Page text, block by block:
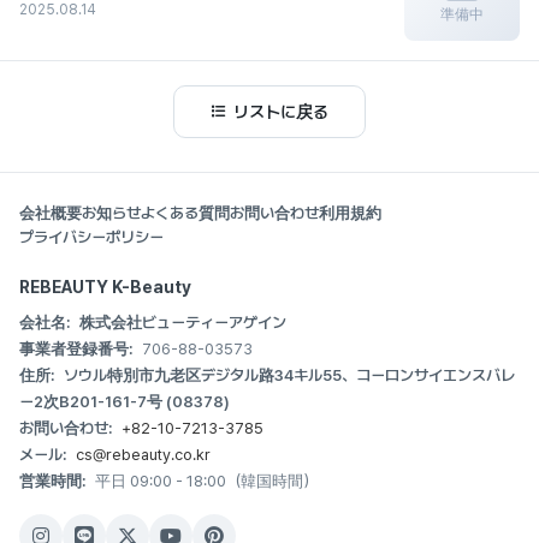
2025.08.14 準備中
リストに戻る
会社概要お知らせよくある質問お問い合わせ利用規約
プライバシーポリシー
REBEAUTY K-Beauty
会社名: 株式会社ビューティーアゲイン
事業者登録番号: 706-88-03573
住所: ソウル特別市九老区デジタル路34キル55、コーロンサイエンスバレ
ー2次B201-161-7号 (08378)
お問い合わせ: +82-10-7213-3785
メール: cs@rebeauty.co.kr
営業時間: 平日 09:00 - 18:00（韓国時間）